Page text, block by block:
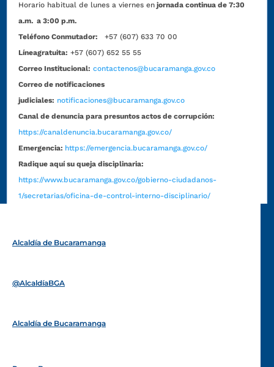
Horario habitual de lunes a viernes en jornada continua de 7:30
a.m. a 3:00 p.m.
Teléfono Conmutador:
+57 (607) 633 70 00
Líneagratuita: +57 (607) 652 55 55
Correo Institucional: contactenos@bucaramanga.gov.co
Correo de notificaciones
judiciales: notificaciones@bucaramanga.gov.co
Canal de denuncia para presuntos actos de corrupción:
https://canaldenuncia.bucaramanga.gov.co/
Emergencia: https://emergencia.bucaramanga.gov.co/
Radique aquí su queja disciplinaria:
https://www.bucaramanga.gov.co/gobierno-ciudadanos-
1/secretarias/oficina-de-control-interno-disciplinario/
Alcaldía de Bucaramanga
@AlcaldíaBGA
Alcaldía de Bucaramanga